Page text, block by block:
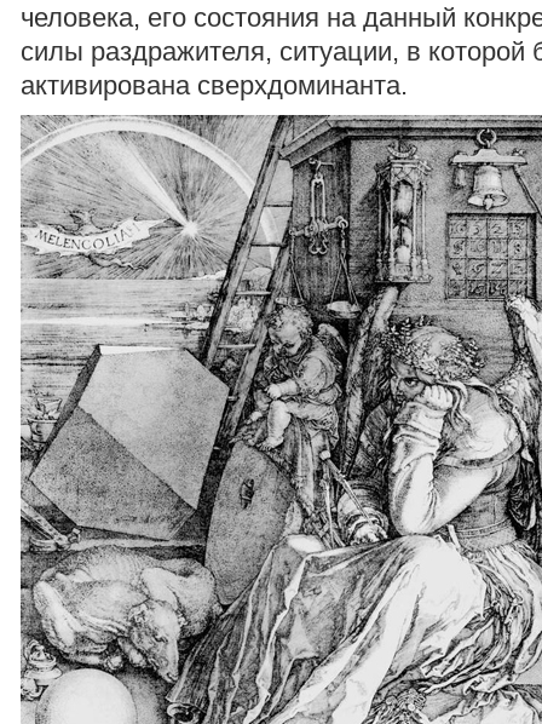
человека, его состояния на данный
силы раздражителя, ситуации, в которой
активирована сверхдоминанта.